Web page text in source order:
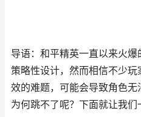
导语：和平精英一直以来火
策略性设计，然而相信不少
效的难题，可能会导致角色
为何跳不了呢？下面就让我们